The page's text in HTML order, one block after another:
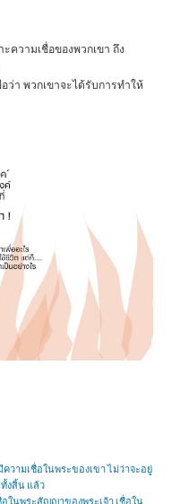
ความเชื่อของพวกเขา ถึง
ว่า พวกเขาจะได้รับการทำให้
ามเชื่อในพระของเขา ไม่ว่าจะอยู่
งสิ้น แล้ว
ในพระสัญญาของพระเจ้า เชื่อใน